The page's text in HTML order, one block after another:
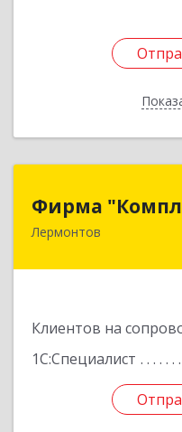
Фирма
Лермонтов
Клиентов на
1С:Специалист
357348,